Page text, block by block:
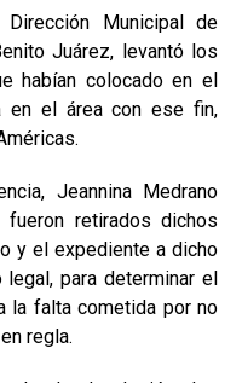
Municipal de
Juárez, levantó los
habían colocado en el
en el área con ese fin,
Jeannina Medrano
fueron retirados dichos
y el expediente a dicho
para determinar el
la falta cometida por no
regla.